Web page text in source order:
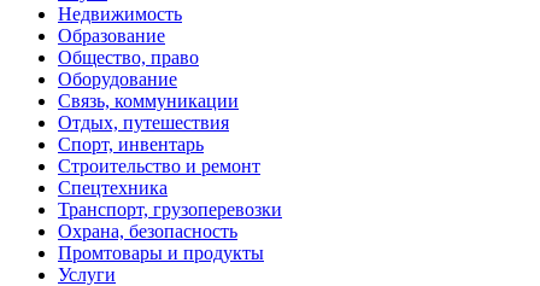
Недвижимость
Образование
Общество, право
Оборудование
Связь, коммуникации
Отдых, путешествия
Спорт, инвентарь
Строительство и ремонт
Спецтехника
Транспорт, грузоперевозки
Охрана, безопасность
Промтовары и продукты
Услуги